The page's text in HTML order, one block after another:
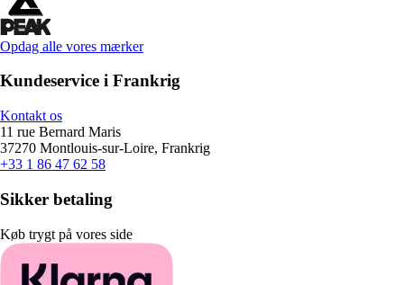
Opdag alle vores mærker
Kundeservice i Frankrig
Kontakt os
11 rue Bernard Maris
37270 Montlouis-sur-Loire, Frankrig
+33 1 86 47 62 58
Sikker betaling
Køb trygt på vores side